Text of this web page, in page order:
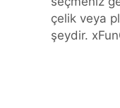
çelik veya
şeydir.